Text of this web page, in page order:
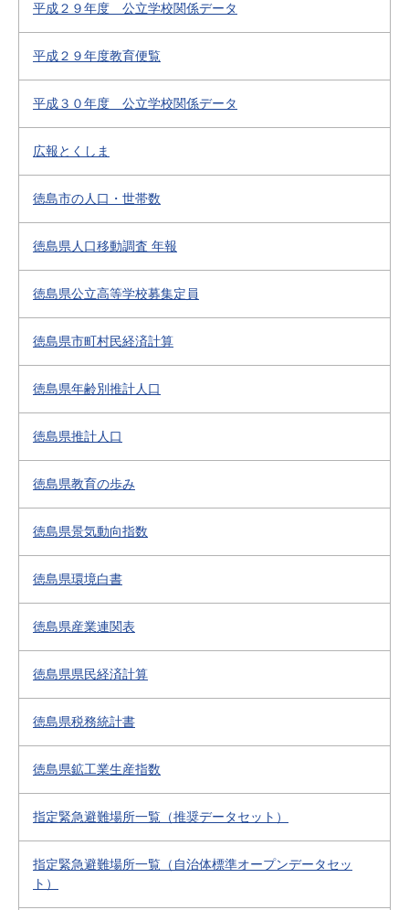
平成２９年度 公立学校関係データ
平成２９年度教育便覧
平成３０年度 公立学校関係データ
広報とくしま
徳島市の人口・世帯数
徳島県人口移動調査 年報
徳島県公立高等学校募集定員
徳島県市町村民経済計算
徳島県年齢別推計人口
徳島県推計人口
徳島県教育の歩み
徳島県景気動向指数
徳島県環境白書
徳島県産業連関表
徳島県県民経済計算
徳島県税務統計書
徳島県鉱工業生産指数
指定緊急避難場所一覧（推奨データセット）
指定緊急避難場所一覧（自治体標準オープンデータセッ
ト）